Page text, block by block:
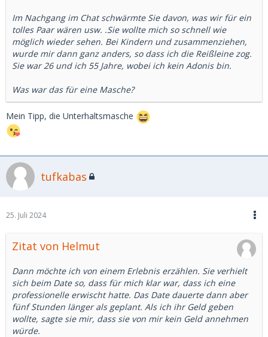
Im Nachgang im Chat schwärmte Sie davon, was wir für ein
tolles Paar wären usw. .Sie wollte mich so schnell wie
möglich wieder sehen. Bei Kindern und zusammenziehen,
wurde mir dann ganz anders, so dass ich die Reißleine zog.
Sie war 26 und ich 55 Jahre, wobei ich kein Adonis bin.
Was war das für eine Masche?
Mein Tipp, die Unterhaltsmasche
tufkabas
25. Juli 2024
Zitat von Helmut
Dann möchte ich von einem Erlebnis erzählen. Sie verhielt
sich beim Date so, dass für mich klar war, dass ich eine
professionelle erwischt hatte. Das Date dauerte dann aber
fünf Stunden länger als geplant. Als ich ihr Geld geben
wollte, sagte sie mir, dass sie von mir kein Geld annehmen
würde.